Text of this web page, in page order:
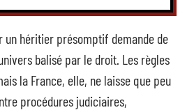
un héritier présomptif demande de
balisé par le droit. Les règles
la France, elle, ne laisse que peu
procédures judiciaires,